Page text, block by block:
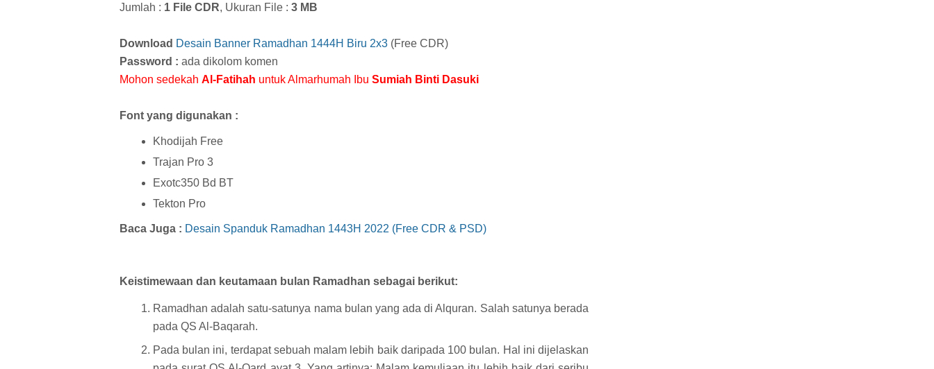
Jumlah : 1 File CDR, Ukuran File : 3 MB
Download Desain Banner Ramadhan 1444H Biru 2x3 (Free CDR)
Password : ada dikolom komen
Mohon sedekah Al-Fatihah untuk Almarhumah Ibu Sumiah Binti Dasuki
Font yang digunakan :
Khodijah Free
Trajan Pro 3
Exotc350 Bd BT
Tekton Pro
Baca Juga : Desain Spanduk Ramadhan 1443H 2022 (Free CDR & PSD)
Keistimewaan dan keutamaan bulan Ramadhan sebagai berikut:
Ramadhan adalah satu-satunya nama bulan yang ada di Alquran. Salah satunya berada
pada QS Al-Baqarah.
Pada bulan ini, terdapat sebuah malam lebih baik daripada 100 bulan. Hal ini dijelaskan